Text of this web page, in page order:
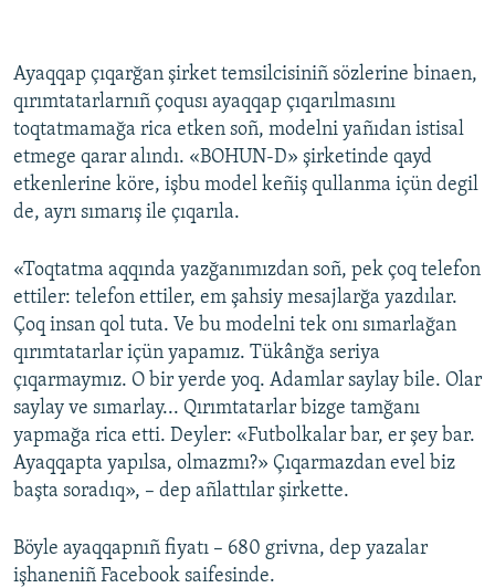
Ayaqqap çıqarğan şirket temsilcisiniñ sözlerine binaen,
qırımtatarlarnıñ çoqusı ayaqqap çıqarılmasını
toqtatmamağa rica etken soñ, modelni yañıdan istisal
etmege qarar alındı. «BOHUN-D» şirketinde qayd
etkenlerine köre, işbu model keñiş qullanma içün degil
de, ayrı sımarış ile çıqarıla.
«Toqtatma aqqında yazğanımızdan soñ, pek çoq telefon
ettiler: telefon ettiler, em şahsiy mesajlarğa yazdılar.
Çoq insan qol tuta. Ve bu modelni tek onı sımarlağan
qırımtatarlar içün yapamız. Tükânğa seriya
çıqarmaymız. O bir yerde yoq. Adamlar saylay bile. Olar
saylay ve sımarlay... Qırımtatarlar bizge tamğanı
yapmağa rica etti. Deyler: «Futbolkalar bar, er şey bar.
Ayaqqapta yapılsa, olmazmı?» Çıqarmazdan evel biz
başta soradıq», – dep añlattılar şirkette.
Böyle ayaqqapnıñ fiyatı – 680 grivna, dep yazalar
işhaneniñ Facebook saifesinde.